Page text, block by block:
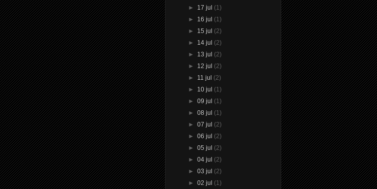
► 17 jul (1)
► 16 jul (1)
► 15 jul (2)
► 14 jul (2)
► 13 jul (2)
► 12 jul (2)
► 11 jul (2)
► 10 jul (1)
► 09 jul (1)
► 08 jul (1)
► 07 jul (2)
► 06 jul (2)
► 05 jul (2)
► 04 jul (2)
► 03 jul (2)
► 02 jul (1)